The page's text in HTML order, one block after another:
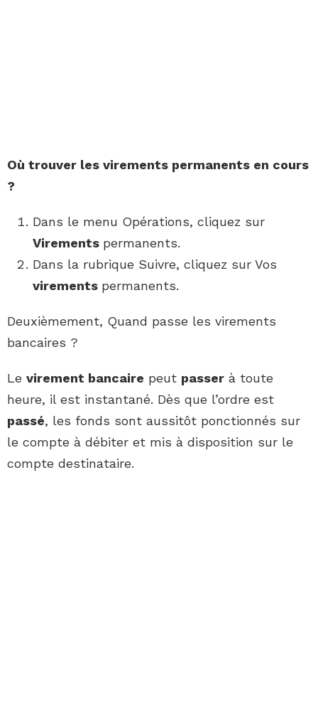
Où trouver les virements permanents en cours
?
Dans le menu Opérations, cliquez sur
Virements permanents.
Dans la rubrique Suivre, cliquez sur Vos
virements permanents.
Deuxièmement, Quand passe les virements
bancaires ?
Le virement bancaire peut passer à toute
heure, il est instantané. Dès que l’ordre est
passé, les fonds sont aussitôt ponctionnés sur
le compte à débiter et mis à disposition sur le
compte destinataire.